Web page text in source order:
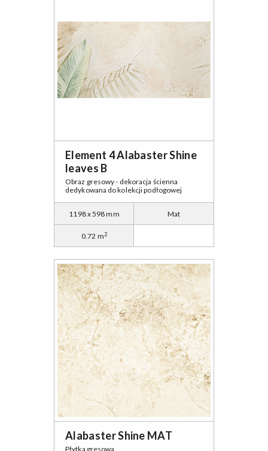
Element 4 Alabaster Shine
leaves B
Obraz gresowy - dekoracja ścienna
dedykowana do kolekcji podłogowej
1198 x 598 mm Mat
0.72 m2
Alabaster Shine MAT
Płytka gresowa